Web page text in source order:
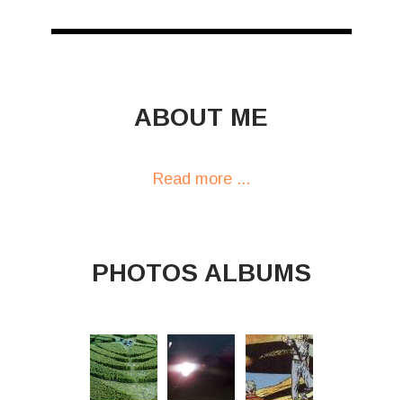
ABOUT ME
Read more ...
PHOTOS ALBUMS